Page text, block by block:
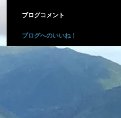
ブログコメント
ブログへのいいね！